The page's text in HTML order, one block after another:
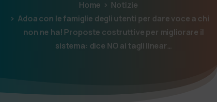
Home
Notizie
Adoa con le famiglie degli utenti per dare voce a chi
non ne ha! Proposte costruttive per migliorare il
sistema: dice NO ai tagli linear…